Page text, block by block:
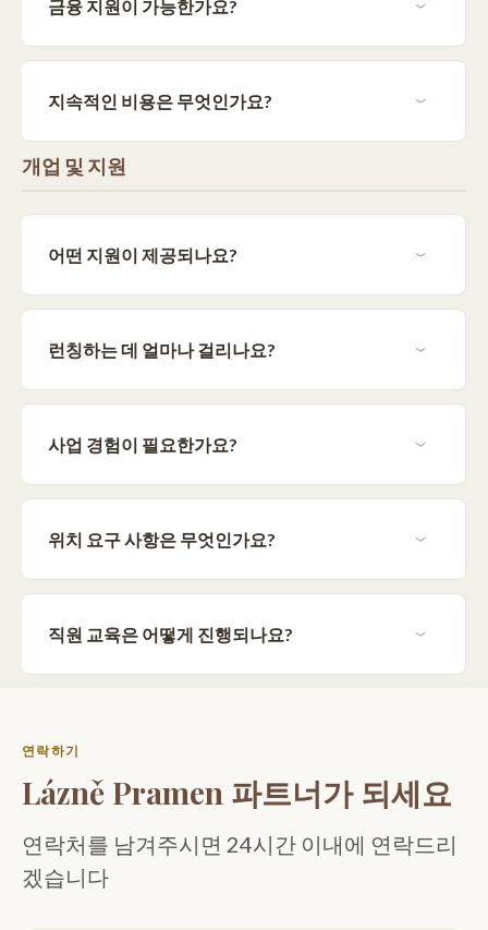
금융 지원이 가능한가요?
지속적인 비용은 무엇인가요?
개업 및 지원
어떤 지원이 제공되나요?
런칭하는 데 얼마나 걸리나요?
사업 경험이 필요한가요?
위치 요구 사항은 무엇인가요?
직원 교육은 어떻게 진행되나요?
연락하기
Lázně Pramen 파트너가 되세요
연락처를 남겨주시면 24시간 이내에 연락드리
겠습니다